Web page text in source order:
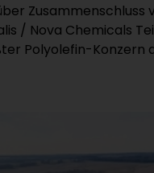
Zusammenschluss
/ Nova Chemicals
Polyolefin-Konzern